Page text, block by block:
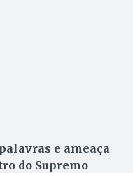
e ameaça
do Supremo